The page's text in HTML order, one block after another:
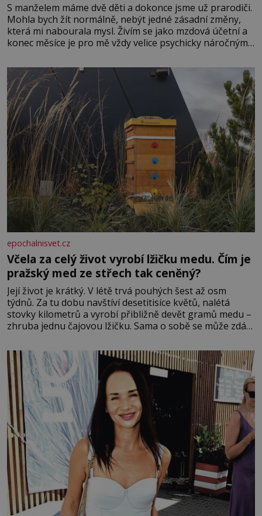
S manželem máme dvě děti a dokonce jsme už prarodiči.
Mohla bych žít normálně, nebýt jedné zásadní změny,
která mi nabourala mysl. Živím se jako mzdová účetní a
konec měsíce je pro mě vždy velice psychicky náročným
dál častěji volá o pomoc, co se hlídání týče. Dalo by se
epochalnisvet.cz
Včela za celý život vyrobí lžičku medu. Čím je
pražský med ze střech tak ceněný?
Její život je krátký. V létě trvá pouhých šest až osm
týdnů. Za tu dobu navštíví desetitisíce květů, nalétá
stovky kilometrů a vyrobí přibližně devět gramů medu –
zhruba jednu čajovou lžičku. Sama o sobě se může zdát
tisíc příslušnic svého včelstva, vznikne jeden z
nejdokonalejších organismů